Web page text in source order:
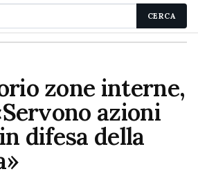
CERCA
zone interne,
azioni
difesa della